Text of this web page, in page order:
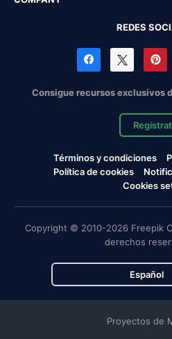
REDES
Consigue recursos exclusivos
Términos y condiciones
Política de cookies
Cookies
Copyright © 2010-2026 Freepik
derechos
Español
Proyectos de